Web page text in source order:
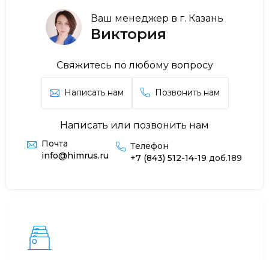
Ваш менеджер в г. Казань
Виктория
Свяжитесь по любому вопросу
Написать нам Позвонить нам
Написать или позвонить нам
Почта
info@himrus.ru
Телефон
+7 (843) 512-14-19 доб.189